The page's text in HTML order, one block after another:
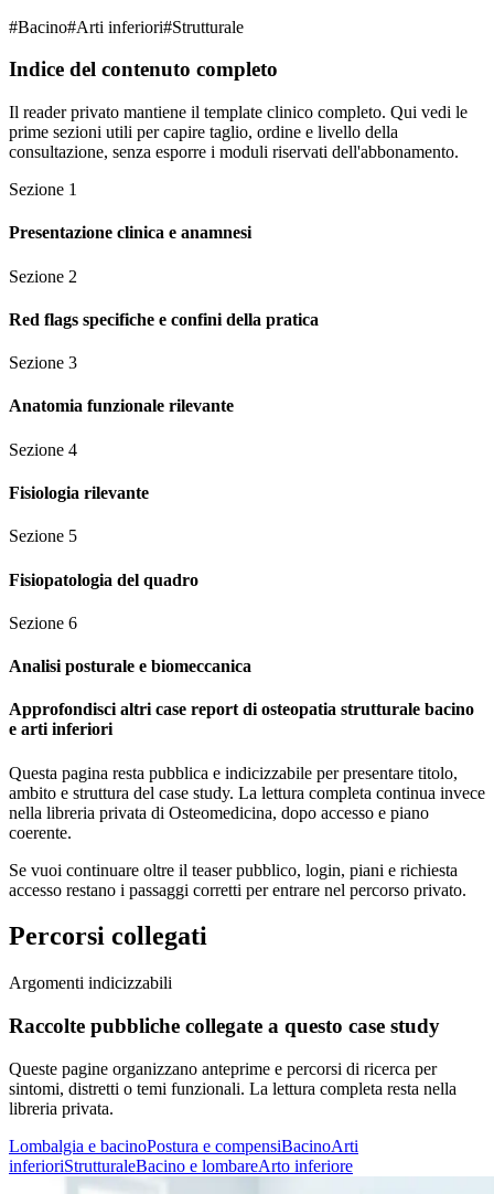
#Bacino#Arti inferiori#Strutturale
Indice del contenuto completo
Il reader privato mantiene il template clinico completo. Qui vedi le
prime sezioni utili per capire taglio, ordine e livello della
consultazione, senza esporre i moduli riservati dell'abbonamento.
Sezione 1
Presentazione clinica e anamnesi
Sezione 2
Red flags specifiche e confini della pratica
Sezione 3
Anatomia funzionale rilevante
Sezione 4
Fisiologia rilevante
Sezione 5
Fisiopatologia del quadro
Sezione 6
Analisi posturale e biomeccanica
Approfondisci altri case report di osteopatia strutturale bacino
e arti inferiori
Questa pagina resta pubblica e indicizzabile per presentare titolo,
ambito e struttura del case study. La lettura completa continua invece
nella libreria privata di Osteomedicina, dopo accesso e piano
coerente.
Se vuoi continuare oltre il teaser pubblico, login, piani e richiesta
accesso restano i passaggi corretti per entrare nel percorso privato.
Percorsi collegati
Argomenti indicizzabili
Raccolte pubbliche collegate a questo case study
Queste pagine organizzano anteprime e percorsi di ricerca per
sintomi, distretti o temi funzionali. La lettura completa resta nella
libreria privata.
Lombalgia e bacinoPostura e compensiBacinoArti
inferioriStrutturaleBacino e lombareArto inferiore